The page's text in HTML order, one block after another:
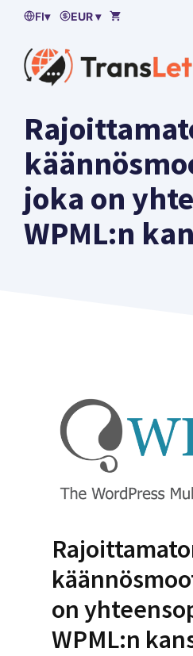
Siirry FI▾ EUR ▾
joka on
WPML:n
on
WPML:n